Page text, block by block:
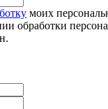
моих
обработки